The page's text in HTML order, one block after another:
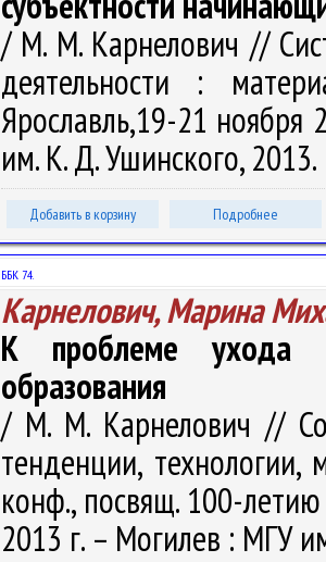
/ М. М. Карнелович //
деятельности :
Ярославль,19-21 ноября
им. К. Д. Ушинского,
Добавить в корзину Подробнее
ББК 74.
Карнелович, Марина
К проблеме ухода
образования
/ М. М. Карнелович //
тенденции,
конф., посвящ. 100-
2013 г. – Могилев : МГУ